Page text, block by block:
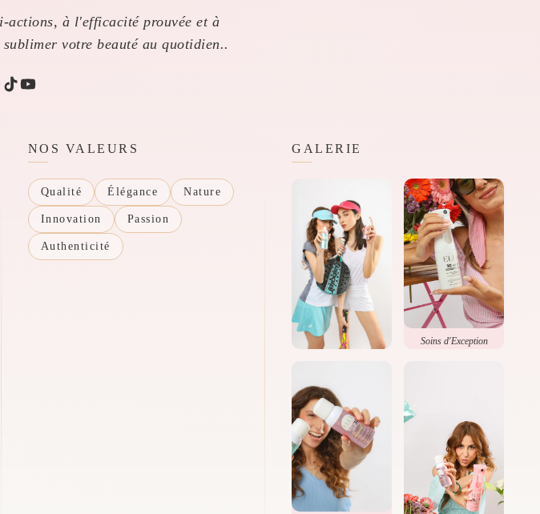
actions, à l'efficacité prouvée et à
votre beauté au quotidien..
NOS VALEURS
Qualité Élégance Nature
Innovation Passion
Authenticité
GALERIE
Beauté Naturelle
Soins d'Exception